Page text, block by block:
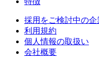
採用をご検討中の企
利用規約
個人情報の取扱い
会社概要